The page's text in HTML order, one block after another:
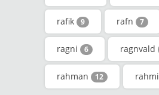
rafik 9 rafn 7
ragni 6 ragnvald
rahman 12 rahmi